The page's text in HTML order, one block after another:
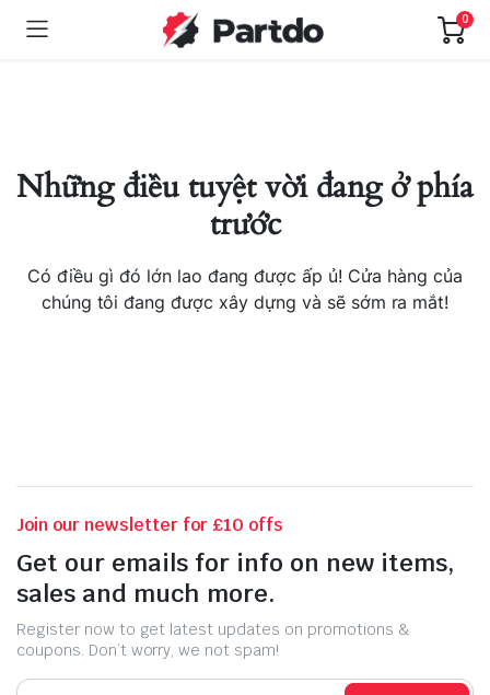
0
Những điều tuyệt vời đang ở phía
trước
Có điều gì đó lớn lao đang được ấp ủ! Cửa hàng của
chúng tôi đang được xây dựng và sẽ sớm ra mắt!
Join our newsletter for £10 offs
Get our emails for info on new items,
sales and much more.
Register now to get latest updates on promotions &
coupons. Don’t worry, we not spam!